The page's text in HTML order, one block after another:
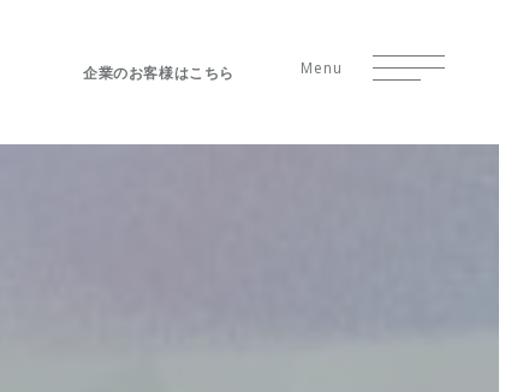
企業のお客様はこちら Menu